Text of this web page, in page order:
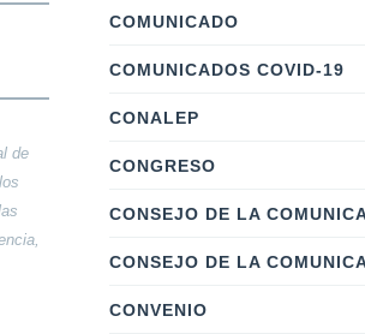
de
COMUNICADO
COMUNICADOS COVID-19
CONALEP
CONGRESO
CONSEJO DE LA
CONSEJO DE LA
CONVENIO